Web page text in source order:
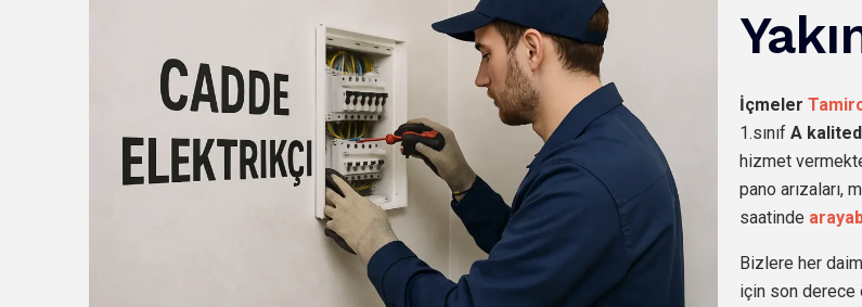
İçmeler
1.sınıf A
hizmet
pano arızaları,
saatinde
Bizlere her
için son derece